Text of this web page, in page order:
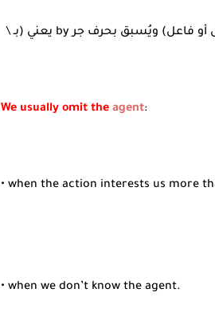
الشخص الذي يتسبب أو يُنفذ الحدث يُسمى agent وهي تعني (عميل أو فاعل) ويُسبق بحرف جر by يعني (بـ \
We usually omit the agent:
• when the action interests us more
• when we don’t know the agent.